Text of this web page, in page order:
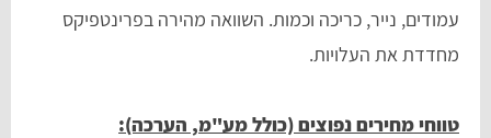
עמודים, נייר, כריכה וכמות. השוואה מהירה בפרינטפיקס
מחדדת את העלויות.
טווחי מחירים נפוצים (כולל מע"מ, הערכה):